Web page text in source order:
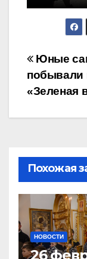
по
Юные
побывали
«Зеленая
Похожая
НОВОСТИ
26